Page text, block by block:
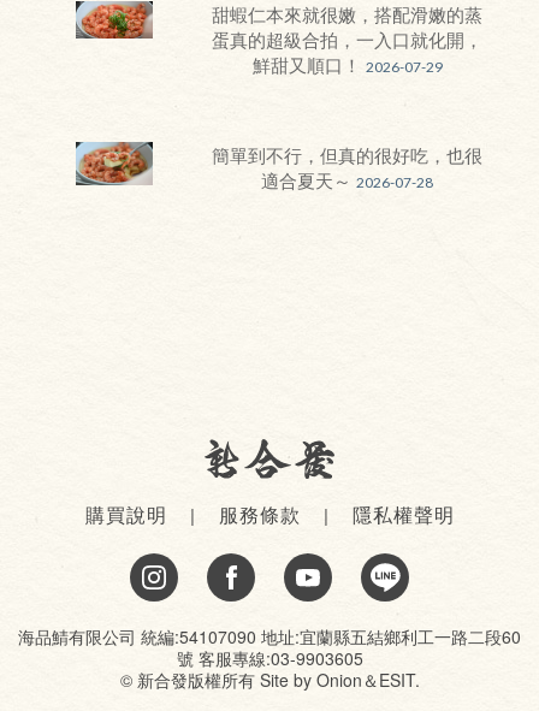
甜蝦仁本來就很嫩，搭配滑嫩的蒸
蛋真的超級合拍，一入口就化開，
鮮甜又順口！
2026-07-29
簡單到不行，但真的很好吃，也很
適合夏天～ 2026-07-28
購買說明 服務條款 隱私權聲明
海品鯖有限公司 統編:54107090 地址:宜蘭縣五結鄉利工一路二段60
號 客服專線:03-9903605
© 新合發版權所有 Site by Onion ＆ ESIT.